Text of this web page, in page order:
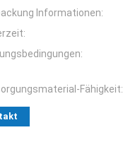
Informationen:
Fähigkeit: